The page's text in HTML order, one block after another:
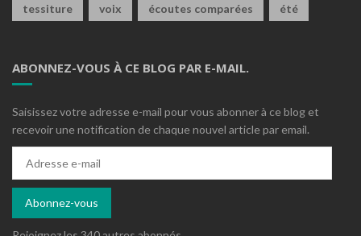
tessiture voix écoutes comparées été
ABONNEZ-VOUS À CE BLOG PAR E-MAIL.
Saisissez votre adresse e-mail pour vous abonner à ce blog et
recevoir une notification de chaque nouvel article par email.
mail
Abonnez-vous